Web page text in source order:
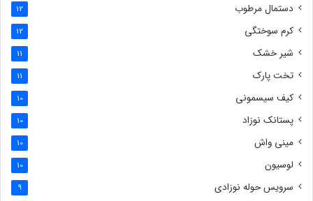
دستمال مرطوب 12
کرم سوختگی 12
شیر خشک 11
تخت پارک 11
کیف سیسمونی 10
پستانک نوزاد 10
مینی واش 10
لوسیون 10
سرویس حوله نوزادی 9